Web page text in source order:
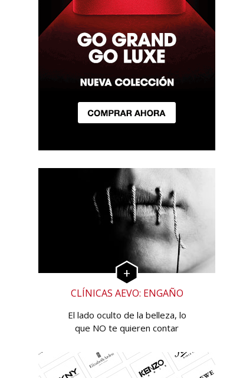
CLÍNICAS AEVO: ENGAÑO
El lado oculto de la belleza, lo
que NO te quieren contar